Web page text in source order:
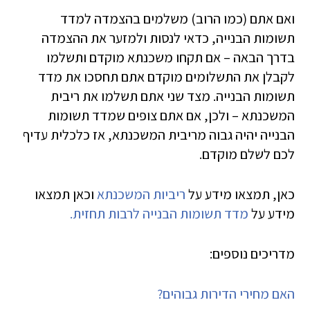
ואם אתם (כמו הרוב) משלמים בהצמדה למדד
תשומות הבנייה, כדאי לנסות ולמזער את ההצמדה
בדרך הבאה – אם תקחו משכנתא מוקדם ותשלמו
לקבלן את התשלומים מוקדם אתם תחסכו את מדד
תשומות הבנייה. מצד שני אתם תשלמו את ריבית
המשכנתא – ולכן, אם אתם צופים שמדד תשומות
הבנייה יהיה גבוה מריבית המשכנתא, אז כלכלית עדיף
לכם לשלם מוקדם.
כאן, תמצאו מידע עלריביות המשכנתאוכאן תמצאו
מידע עלמדד תשומות הבנייה לרבות תחזית.
מדריכים נוספים:
האם מחירי הדירות גבוהים?